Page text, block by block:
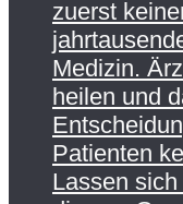
zuerst
Medizin.
heilen und
Patienten
Lassen